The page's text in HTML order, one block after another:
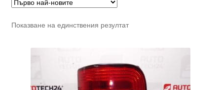
Контакт
Показване на единствения резултат